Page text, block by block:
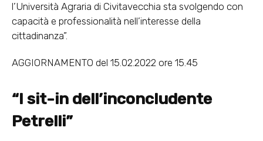
l’Università Agraria di Civitavecchia sta svolgendo con
capacità e professionalità nell’interesse della
cittadinanza”.
AGGIORNAMENTO del 15.02.2022 ore 15.45
“I sit-in dell’inconcludente
Petrelli”